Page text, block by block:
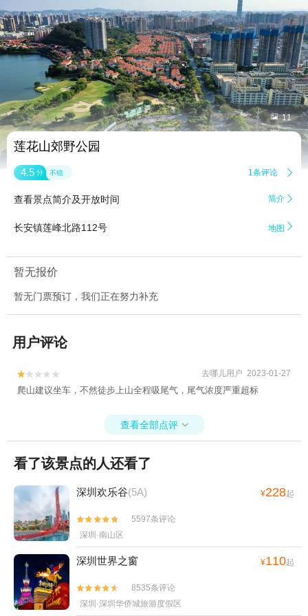
 11
莲花山郊野公园
4.5 分 不错 1条评论 
查看景点简介及开放时间 简介 
长安镇莲峰北路112号 地图 
暂无报价
暂无门票预订，我们正在努力补充
用户评论

 去哪儿用户 2023-01-27
爬山建议坐车，不然徒步上山全程吸尾气，尾气浓度严重超标
查看全部点评 
看了该景点的人还看了
深圳欢乐谷(5A) ¥228起


5597条评论
深圳·南山区
深圳世界之窗 ¥110起


8535条评论
深圳·深圳华侨城旅游度假区
